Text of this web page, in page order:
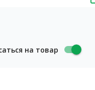
на товар